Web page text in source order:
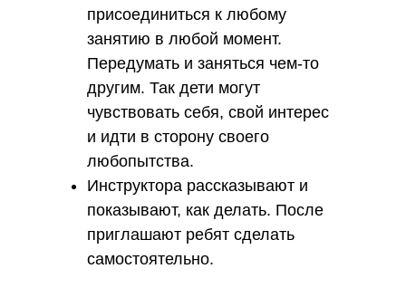
Вебинары на платформе "Первое
сентября"
Темы воспитания, образования, организации
детских мероприятий. Записи вебинаров платные.
присоединиться к любому
занятию в любой момент.
Передумать и заняться чем-то
другим. Так дети могут
чувствовать себя, свой интерес
и идти в сторону своего
любопытства.
Инструктора рассказывают и
показывают, как делать. После
приглашают ребят сделать
самостоятельно.